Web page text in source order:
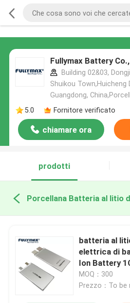
Fullymax Battery
Building 02&03,
Shuikou Town,Huicheng
Guangdong,
5.0
Fornitore verificato
chiamare ora
prodotti
batteria al
elettrica di
Ion Battery
MOQ：300
Prezzo：To be